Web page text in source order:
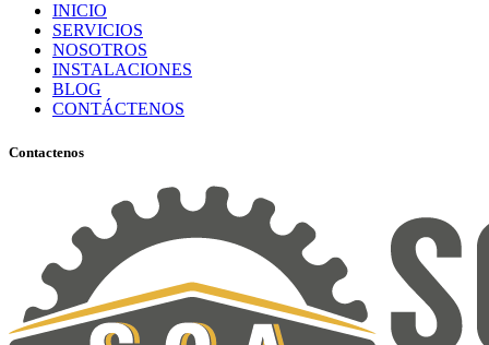
INICIO
SERVICIOS
NOSOTROS
INSTALACIONES
BLOG
CONTÁCTENOS
Contactenos